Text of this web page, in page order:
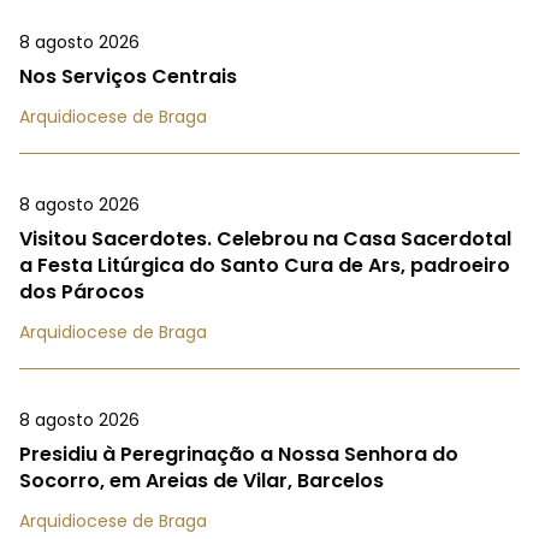
8 agosto 2026
Nos Serviços Centrais
Arquidiocese de Braga
8 agosto 2026
Visitou Sacerdotes. Celebrou na Casa Sacerdotal
a Festa Litúrgica do Santo Cura de Ars, padroeiro
dos Párocos
Arquidiocese de Braga
8 agosto 2026
Presidiu à Peregrinação a Nossa Senhora do
Socorro, em Areias de Vilar, Barcelos
Arquidiocese de Braga